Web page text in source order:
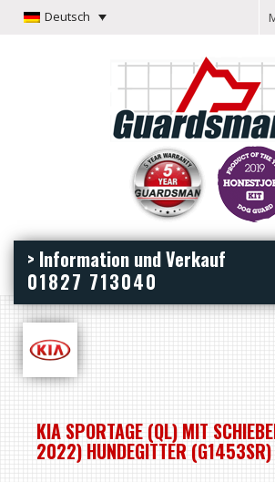
Deutsch
> Information und Verkauf
01827 713040
KIA SPORTAGE (QL) MIT
2022) HUNDEGITTER (G1453SR)